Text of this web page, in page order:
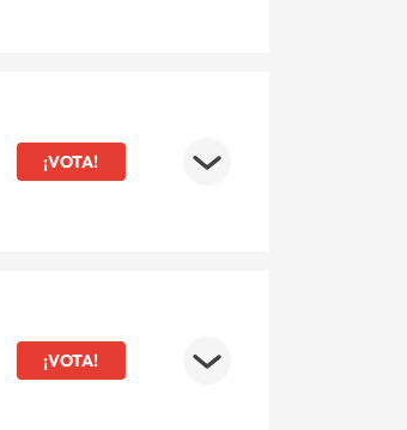
¡VOTA!
¡VOTA!